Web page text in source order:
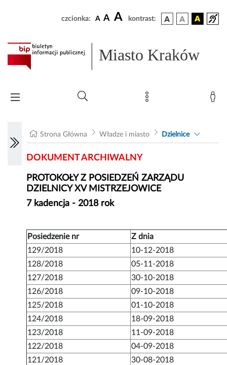
czcionka: A A A kontrast:
Miasto Kraków
Strona Główna Władze i miasto Dzielnice
DOKUMENT ARCHIWALNY
PROTOKOŁY Z POSIEDZEŃ ZARZĄDU
DZIELNICY XV MISTRZEJOWICE
7 kadencja - 2018 rok
Posiedzenie nr
Z dnia
129/2018
10-12-2018
128/2018
05-11-2018
127/2018
30-10-2018
126/2018
09-10-2018
125/2018
01-10-2018
124/2018
18-09-2018
123/2018
11-09-2018
122/2018
04-09-2018
121/2018
30-08-2018